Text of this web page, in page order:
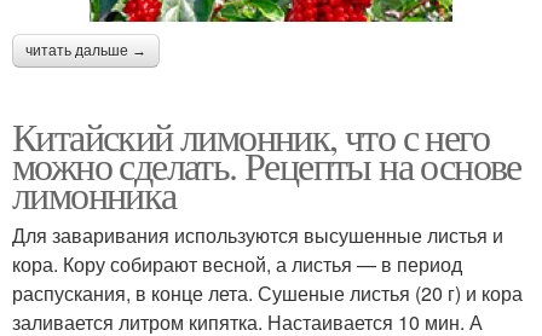
читать дальше →
Китайский лимонник, что с него
можно сделать. Рецепты на основе
лимонника
Для заваривания используются высушенные листья и
кора. Кору собирают весной, а листья — в период
распускания, в конце лета. Сушеные листья (20 г) и кора
заливается литром кипятка. Настаивается 10 мин. А